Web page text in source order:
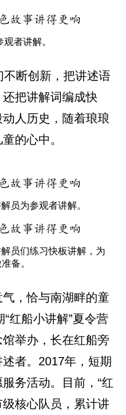
者讲解。
断创新，把讲述语
把讲解词编成快
人历史，随着琅琅
的心中。
员为参观者讲解。
员们练习快板讲解，为
备。
，恰与南湖畔的童
红船小讲解”夏令营
举办，长在红船旁
者。2017年，短期
务活动。目前，“红
核心队员，累计讲